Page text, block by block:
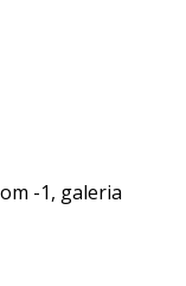
-1, galeria